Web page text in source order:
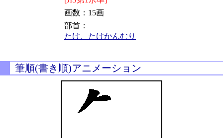
画数：15画
部首：
たけ、たけかんむり
筆順(書き順)アニメーション